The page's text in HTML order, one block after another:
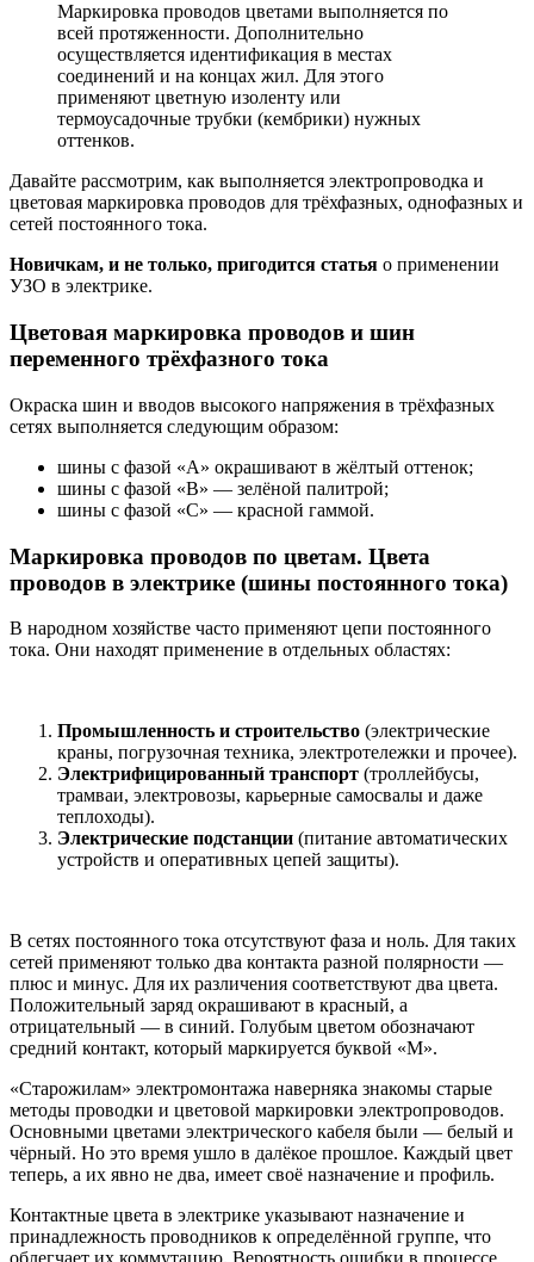
Маркировка проводов цветами выполняется по
всей протяженности. Дополнительно
осуществляется идентификация в местах
соединений и на концах жил. Для этого
применяют цветную изоленту или
термоусадочные трубки (кембрики) нужных
оттенков.
Давайте рассмотрим, как выполняется электропроводка и
цветовая маркировка проводов для трёхфазных, однофазных и
сетей постоянного тока.
Новичкам, и не только, пригодится статья о применении
УЗО в электрике.
Цветовая маркировка проводов и шин
переменного трёхфазного тока
Окраска шин и вводов высокого напряжения в трёхфазных
сетях выполняется следующим образом:
шины с фазой «А» окрашивают в жёлтый оттенок;
шины с фазой «В» — зелёной палитрой;
шины с фазой «С» — красной гаммой.
Маркировка проводов по цветам. Цвета
проводов в электрике (шины постоянного тока)
В народном хозяйстве часто применяют цепи постоянного
тока. Они находят применение в отдельных областях:
Промышленность и строительство (электрические
краны, погрузочная техника, электротележки и прочее).
Электрифицированный транспорт (троллейбусы,
трамваи, электровозы, карьерные самосвалы и даже
теплоходы).
Электрические подстанции (питание автоматических
устройств и оперативных цепей защиты).
В сетях постоянного тока отсутствуют фаза и ноль. Для таких
сетей применяют только два контакта разной полярности —
плюс и минус. Для их различения соответствуют два цвета.
Положительный заряд окрашивают в красный, а
отрицательный — в синий. Голубым цветом обозначают
средний контакт, который маркируется буквой «M».
«Старожилам» электромонтажа наверняка знакомы старые
методы проводки и цветовой маркировки электропроводов.
Основными цветами электрического кабеля были — белый и
чёрный. Но это время ушло в далёкое прошлое. Каждый цвет
теперь, а их явно не два, имеет своё назначение и профиль.
Контактные цвета в электрике указывают назначение и
принадлежность проводников к определённой группе, что